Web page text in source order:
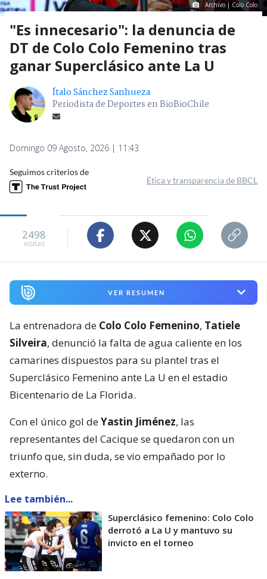
Archivo | Colo Colo
"Es innecesario": la denuncia de
DT de Colo Colo Femenino tras
ganar Superclásico ante La U
Ítalo Sánchez Sanhueza
Periodista de Deportes en BioBioChile
Domingo 09 Agosto, 2026 | 11:43
Seguimos criterios de
Ética y transparencia de BBCL
2498
visitas
VER RESUMEN
La entrenadora de Colo Colo Femenino, Tatiele
Silveira, denunció la falta de agua caliente en los
camarines dispuestos para su plantel tras el
Superclásico Femenino ante La U en el estadio
Bicentenario de La Florida.
Con el único gol deYastin Jiménez, las
representantes del Cacique se quedaron con un
triunfo que, sin duda, se vio empañado por lo
externo.
Lee también...
Superclásico femenino: Colo Colo
derrotó a La U y mantuvo su
invicto en el torneo